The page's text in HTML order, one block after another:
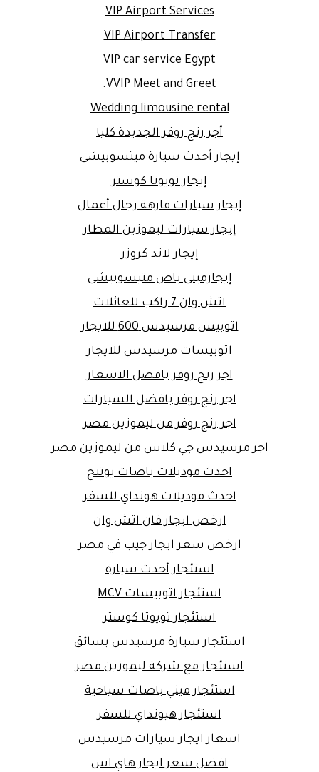
VIP Airport Services
VIP Airport Transfer
VIP car service Egypt
VVIP Meet and Greet.
Wedding limousine rental
أجر رنج روفر الجديدة كليا
إيجار أحدث سيارة ميتسوبيشى
إيجار تويوتا كوستر
إيجار سيارات فارهة رجال أعمال
إيجار سيارات ليموزين المطار
إيجار لاند كروزر
إيجارمينى باص متيسوبيشى
اتش وان 7 راكب للعائلات
اتوبيس مرسيدس 600 للايجار
اتوبيسات مرسيدس للايجار
اجر رنج روفر بافضل الاسعار
اجر رنج روفر بافضل السيارات
اجر رنج روفر من ليموزين مصر
اجر مرسيدس جي كلاس من ليموزين مصر
احدث موديلات باصات يوتنج
احدث موديلات هونداي للسفر
ارخص ايجار فان اتش وان
ارخص سعر ايجار جيب في مصر
استئجار أحدث سيارة
استئجار اتوبيسات MCV
استئجار تويوتا كوستر
استئجار سيارة مرسيدس بسائق
استئجار مع شركة ليموزين مصر
استئجار ميني باصات سياحية
استئجار هيونداي للسفر
اسعار ايجار سيارات مرسيدس
افضل سعر ايجار هاي اس